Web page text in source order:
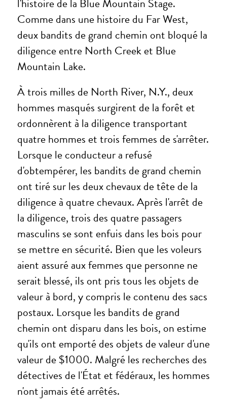
l'histoire de la Blue Mountain Stage.
Comme dans une histoire du Far West,
deux bandits de grand chemin ont bloqué la
diligence entre North Creek et Blue
Mountain Lake.
À trois milles de North River, N.Y., deux
hommes masqués surgirent de la forêt et
ordonnèrent à la diligence transportant
quatre hommes et trois femmes de s'arrêter.
Lorsque le conducteur a refusé
d'obtempérer, les bandits de grand chemin
ont tiré sur les deux chevaux de tête de la
diligence à quatre chevaux. Après l'arrêt de
la diligence, trois des quatre passagers
masculins se sont enfuis dans les bois pour
se mettre en sécurité. Bien que les voleurs
aient assuré aux femmes que personne ne
serait blessé, ils ont pris tous les objets de
valeur à bord, y compris le contenu des sacs
postaux. Lorsque les bandits de grand
chemin ont disparu dans les bois, on estime
qu'ils ont emporté des objets de valeur d'une
valeur de $1000. Malgré les recherches des
détectives de l'État et fédéraux, les hommes
n'ont jamais été arrêtés.